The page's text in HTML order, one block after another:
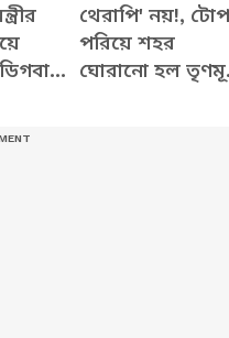
থেরাপি' নয়!,
পরিয়ে শহর
ঘোরানো হল